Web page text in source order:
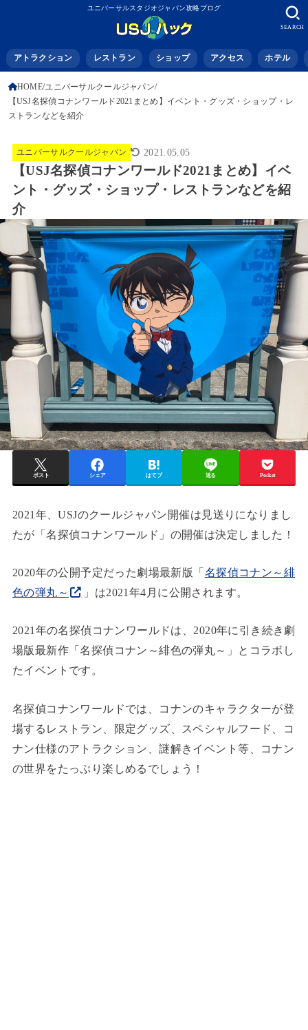
ユニバーサルスタジオジャパン攻略ブログ
アトラクション レストラン ショップ アクセス ホテル
SEARCH
HOME ユニバーサルクールジャパン
【USJ名探偵コナンワールド2021まとめ】イベント・グッズ・ショップ・レ
ストランなどを紹介
ユニバーサルクールジャパン 2021.05.05
【USJ名探偵コナンワールド2021まとめ】イベ
ント・グッズ・ショップ・レストランなどを紹
介
ポスト シェア はてブ 送る Pocket
2021年、USJのクールジャパン開催は見送りになりまし
たが「名探偵コナンワールド」の開催は決定しました！
2020年の公開予定だった劇場最新版「名探偵コナン～緋
色の弾丸～
」は2021年4月に公開されます。
2021年の名探偵コナンワールドは、2020年に引き続き劇
場版最新作「名探偵コナン～緋色の弾丸～」とコラボし
たイベントです。
名探偵コナンワールドでは、コナンのキャラクターが登
場するレストラン、限定グッズ、スペシャルフード、コ
ナン仕様のアトラクション、謎解きイベント等、コナン
の世界をたっぷり楽しめるでしょう！